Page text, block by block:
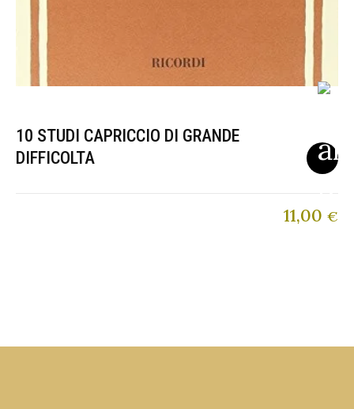
10 STUDI CAPRICCIO DI GRANDE
DIFFICOLTA
11,00 €